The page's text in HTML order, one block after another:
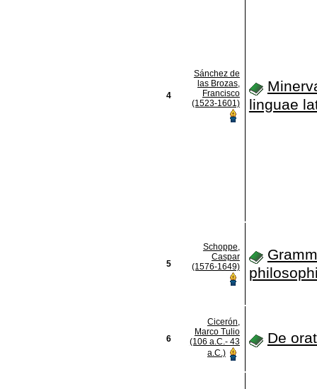
4
Sánchez de
las Brozas,
Francisco
(1523-1601)
linguae
5
Schoppe,
Caspar
(1576-1649)
6
Cicerón,
Marco Tulio
(106 a.C.- 43
a.C.)
De